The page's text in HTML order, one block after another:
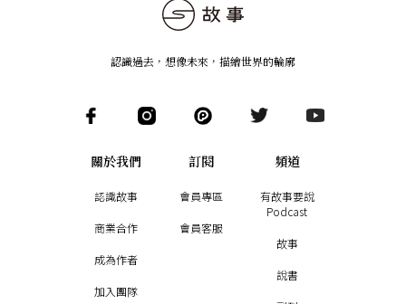
認識過去，想像未來 ， 描繪世界的輪廓
關於我們
認識故事
商業合作
成為作者
加入團隊
訂閱
會員專區
會員客服
頻道
有故事要說
Podcast
故事
說書